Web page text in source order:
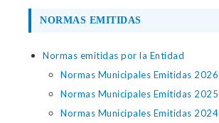
NORMAS EMITIDAS
Normas emitidas por la Entidad
Normas Municipales Emitidas 2026
Normas Municipales Emitidas 2025
Normas Municipales Emitidas 2024